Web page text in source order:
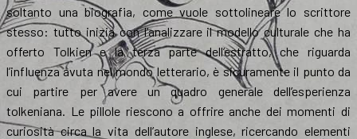
soltanto una biografia, come vuole sottolineare lo scrittore
stesso: tutto inizia con l’analizzare il modello culturale che ha
offerto Tolkien e la terza parte dell’estratto, che riguarda
l’influenza avuta nel mondo letterario, è sicuramente il punto da
cui partire per avere un quadro generale dell’esperienza
tolkeniana. Le pillole riescono a offrire anche dei momenti di
curiosità circa la vita dell’autore inglese, ricercando elementi